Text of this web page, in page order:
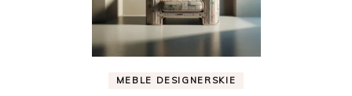
MEBLE DESIGNERSKIE